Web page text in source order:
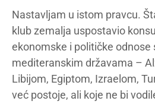
Nastavljam u istom pravcu.
klub zemalja uspostavio
ekonomske i političke odnose
mediteranskim državama –
Libijom, Egiptom, Izraelom,
već postoje, ali koje ne bi